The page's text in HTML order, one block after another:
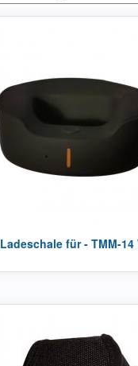
Ladeschale für - TMM-14